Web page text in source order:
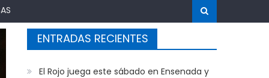
ENTRADAS RECIENTES
El Rojo juega este sábado en Ensenada y